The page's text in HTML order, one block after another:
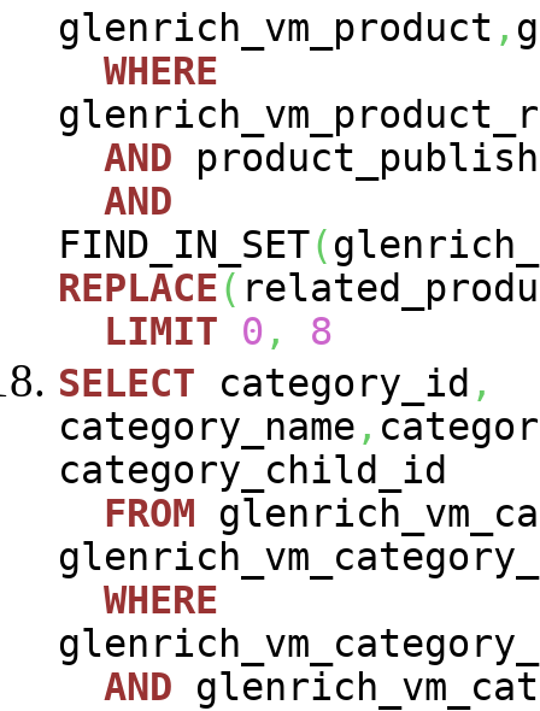
glenrich_vm_product ,
WHERE
AND product_publish
AND
FIND_IN_SET(
REPLACE(
LIMIT
0 ,
8
SELECT category_id ,
category_name ,
category_child_id
FROM
WHERE
AND